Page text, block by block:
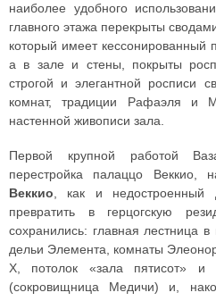
наиболее удобного
главного этажа перекрыты
который имеет кессонированный
а в зале и стены, покрыты
строгой и элегантной росписи
комнат, традиции Рафаэля и
настенной живописи зала.
Первой крупной работой
перестройка палаццо Веккио,
Веккио , как и
превратить в герцогскую
сохранились: главная лестница
дельи Элемента, комнаты
X, потолок «зала пятисот» и
(сокровищница Медичи) и,